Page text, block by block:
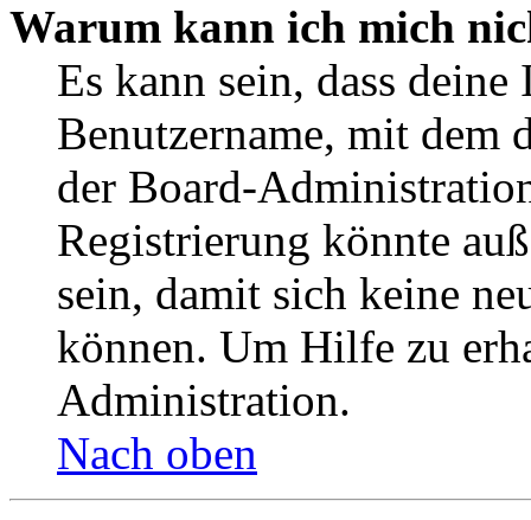
Warum kann ich mich
Es kann sein, dass
Benutzername, mit dem
der Board-
Registrierung könnte
sein, damit sich keine
können. Um Hilfe zu
Administration.
Nach oben